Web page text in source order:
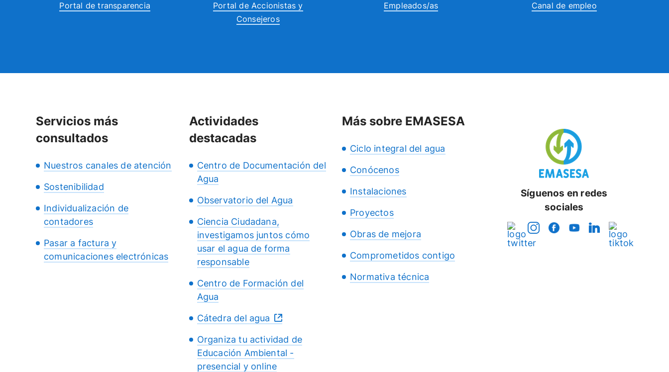
Portal de transparencia
Portal de Accionistas y
Consejeros
Empleados/as Canal de empleo
Servicios más
consultados
Nuestros canales de atención
Sostenibilidad
Individualización de
contadores
Pasar a factura y
comunicaciones electrónicas
Actividades
destacadas
Centro de Documentación del
Agua
Observatorio del Agua
Ciencia Ciudadana,
investigamos juntos cómo
usar el agua de forma
responsable
Centro de Formación del
Agua
Cátedra del agua
Organiza tu actividad de
Educación Ambiental -
presencial y online
Más sobre EMASESA
Ciclo integral del agua
Conócenos
Instalaciones
Proyectos
Obras de mejora
Comprometidos contigo
Normativa técnica
Síguenos en redes
sociales